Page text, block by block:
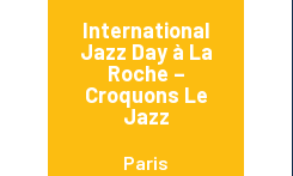
International
Jazz Day à La
Roche –
Croquons Le
Jazz
Paris